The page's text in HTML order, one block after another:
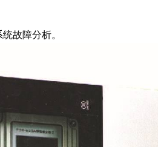
故障分析。